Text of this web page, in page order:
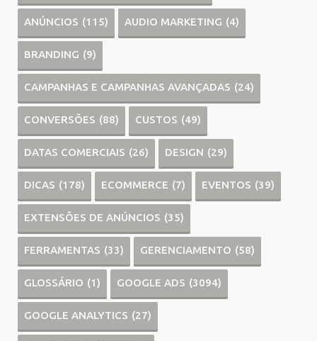
ANÚNCIOS (115) AUDIO MARKETING (4)
BRANDING (9)
CAMPANHAS E CAMPANHAS AVANÇADAS (24)
CONVERSÕES (88) CUSTOS (49)
DATAS COMERCIAIS (26) DESIGN (29)
DICAS (178) ECOMMERCE (7) EVENTOS (39)
EXTENSÕES DE ANÚNCIOS (35)
FERRAMENTAS (33) GERENCIAMENTO (58)
GLOSSÁRIO (1) GOOGLE ADS (3094)
GOOGLE ANALYTICS (27)